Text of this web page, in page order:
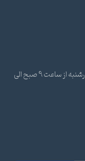
ساعات پاسخ گویی تلفنی و پشتیبانی شنبه تا چهارشنبه از ساعت 9 صبح الی